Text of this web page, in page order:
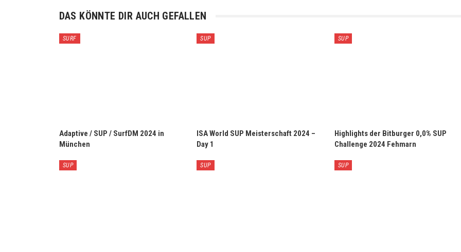
DAS KÖNNTE DIR AUCH GEFALLEN
SURF
Adaptive / SUP / SurfDM 2024 in
München
SUP
ISA World SUP Meisterschaft 2024 –
Day 1
SUP
Highlights der Bitburger 0,0% SUP
Challenge 2024 Fehmarn
SUP SUP SUP